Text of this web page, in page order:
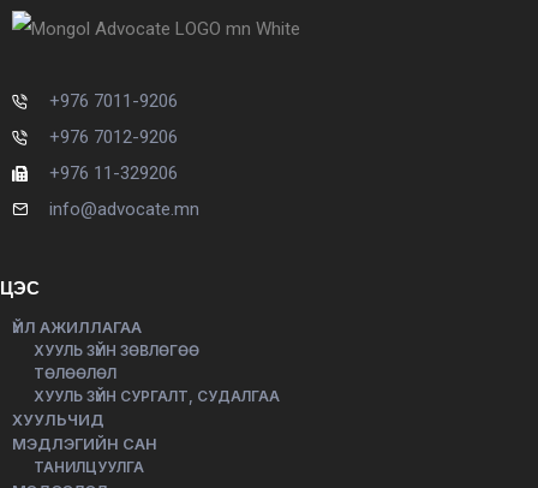
+976 7011-9206
+976 7012-9206
+976 11-329206
info@advocate.mn
ЦЭС
ҮЙЛ АЖИЛЛАГАА
ХУУЛЬ ЗҮЙН ЗӨВЛӨГӨӨ
ТӨЛӨӨЛӨЛ
ХУУЛЬ ЗҮЙН СУРГАЛТ, СУДАЛГАА
ХУУЛЬЧИД
МЭДЛЭГИЙН САН
ТАНИЛЦУУЛГА